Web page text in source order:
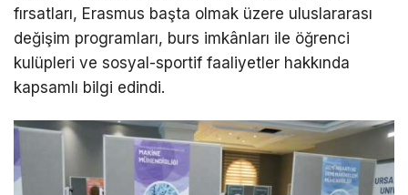
fırsatları, Erasmus başta olmak üzere uluslararası
değişim programları, burs imkânları ile öğrenci
kulüpleri ve sosyal-sportif faaliyetler hakkında
kapsamlı bilgi edindi.